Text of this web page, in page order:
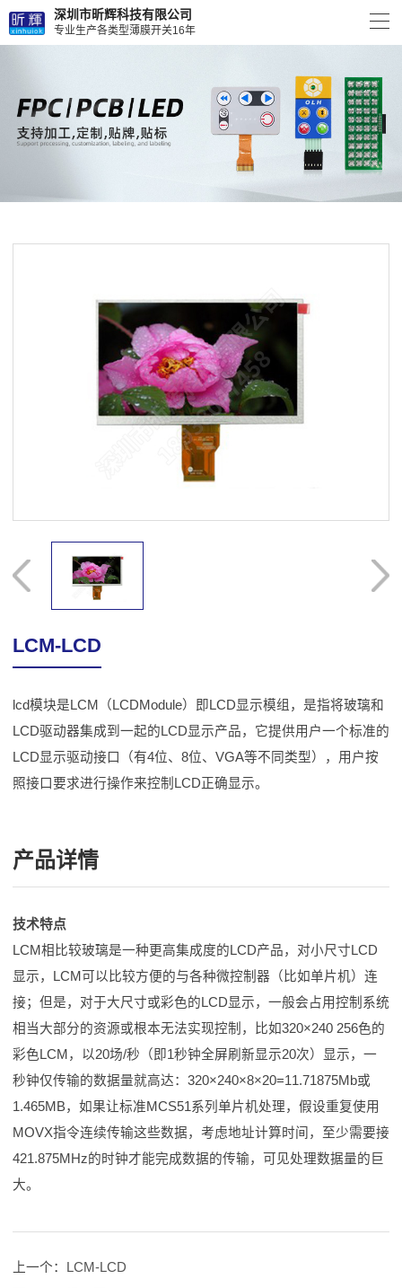
深圳市昕辉科技有限公司
专业生产各类型薄膜开关16年
LCM-LCD
lcd模块是LCM（LCDModule）即LCD显示模组，是指将玻璃和
LCD驱动器集成到一起的LCD显示产品，它提供用户一个标准的
LCD显示驱动接口（有4位、8位、VGA等不同类型），用户按
照接口要求进行操作来控制LCD正确显示。
产品详情
技术特点
LCM相比较玻璃是一种更高集成度的LCD产品，对小尺寸LCD
显示，LCM可以比较方便的与各种微控制器（比如单片机）连
接；但是，对于大尺寸或彩色的LCD显示，一般会占用控制系统
相当大部分的资源或根本无法实现控制，比如320×240 256色的
彩色LCM，以20场/秒（即1秒钟全屏刷新显示20次）显示，一
秒钟仅传输的数据量就高达：320×240×8×20=11.71875Mb或
1.465MB，如果让标准MCS51系列单片机处理，假设重复使用
MOVX指令连续传输这些数据，考虑地址计算时间，至少需要接
421.875MHz的时钟才能完成数据的传输，可见处理数据量的巨
大。
上一个：
LCM-LCD